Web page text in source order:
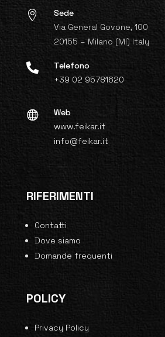

Sede
Via General Govone, 100
20155 – Milano (MI) Italy

Telefono
+39 02 95781620

Web
www.feikar.it
info@feikar.it
RIFERIMENTI
Contatti
Dove siamo
Domande frequenti
POLICY
Privacy Policy